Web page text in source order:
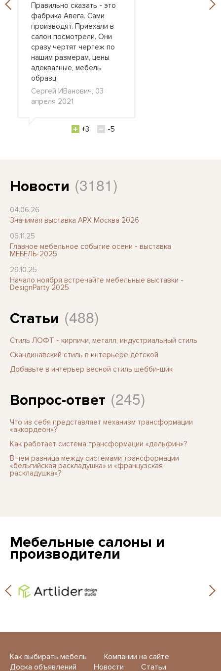
Правильно сказать - это
фабрика Авега. Сами
производят. Приехали в
салон посмотрели. Они
сразу чертят чертеж по
нашим размерам, цены
адекватные, мебель
образц
Сергей ИВанович, 03
апреля 2021
+3 -5
Новости (3181)
04.06.26
Значимая выставка АРХ Москва 2026
06.11.25
Главное мебельное событие осени - выставка
МЕБЕЛЬ-2025
29.10.25
Начало ноября встречайте мебельные выставки -
DesignParty 2025
Статьи (488)
Стиль ЛОФТ - кирпичи, металл, индустриальный стиль
Скандинавский стиль в интерьере детской
Добавьте в интерьер весной стиль шебби-шик
Вопрос-ответ (245)
Что из себя представляет механизм трансформации
«аккордеон»?
Как работает система трансформации «дельфин»?
В чем разница между системами трансформации
«бельгийская раскладушка» и «французская
раскладушка»?
Мебельные салоны и
производители
Как выбирать мебель
Компании на сайте
Доска объявлений
Новости Статьи